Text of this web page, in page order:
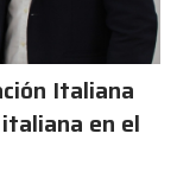
Italiana
en el